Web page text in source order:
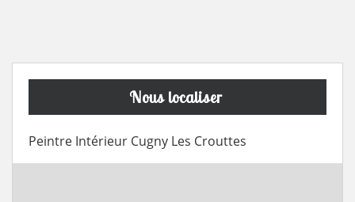
Nous localiser
Peintre Intérieur Cugny Les Crouttes